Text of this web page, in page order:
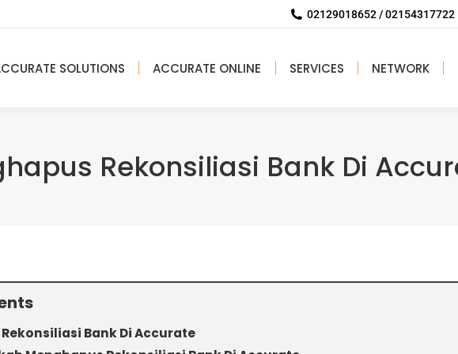
02129018652 / 02154317722
SOLUTIONS ACCURATE ONLINE SERVICES NETWORK
Rekonsiliasi Bank Di
Bank Di Accurate